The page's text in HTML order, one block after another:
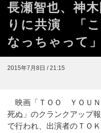
長瀬智也、神
りに共演 「こ
なっちゃって」
2015年7月8日 / 21:15
映画「ＴＯＯ ＹＯＵ
死ぬ」のクランクアップ
で行われ、出演者のＴＯ